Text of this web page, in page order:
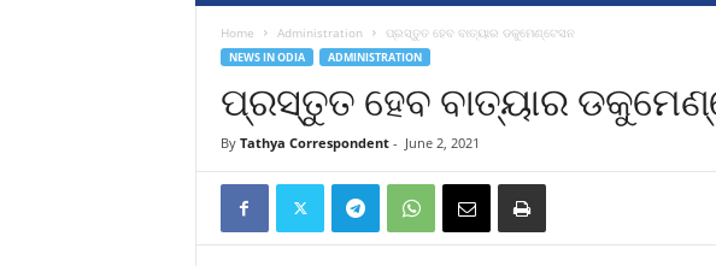
Home Administration ପ୍ରସ୍ତୁତ ହେବ ବାତ୍ୟାର ଡକୁମେଣ୍ଟେସନ
NEWS IN ODIA ADMINISTRATION
ପ୍ରସ୍ତୁତ ହେବ ବାତ୍ୟାର
By Tathya Correspondent- June 2, 2021